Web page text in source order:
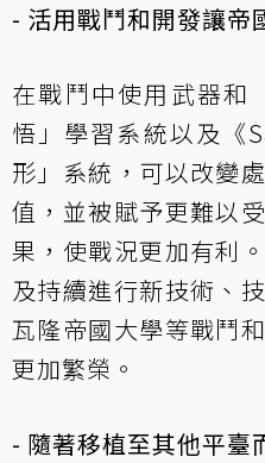
- 活用戰鬥和開發讓帝
在戰鬥中使用武器和
悟」學習系統以及《
形」系統，可以改變
值，並被賦予更難以
果，使戰況更加有利
及持續進行新技術、
瓦隆帝國大學等戰鬥
更加繁榮。
- 隨著移植至其他平臺